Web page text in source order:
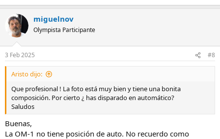
miguelnov
Olympista Participante
3 Feb 2025 #8
Aristo dijo:
Que profesional ! La foto está muy bien y tiene una bonita
composición. Por cierto ¿ has disparado en automático?
Saludos
Buenas,
La OM-1 no tiene posición de auto. No recuerdo como